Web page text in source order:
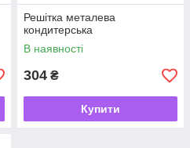
Решітка металева
кондитерська
В наявності
304 ₴
Купити